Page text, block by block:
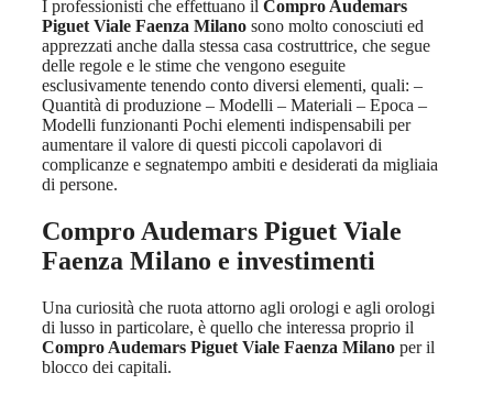
I professionisti che effettuano il Compro Audemars
Piguet Viale Faenza Milano sono molto conosciuti ed
apprezzati anche dalla stessa casa costruttrice, che segue
delle regole e le stime che vengono eseguite
esclusivamente tenendo conto diversi elementi, quali: –
Quantità di produzione – Modelli – Materiali – Epoca –
Modelli funzionanti Pochi elementi indispensabili per
aumentare il valore di questi piccoli capolavori di
complicanze e segnatempo ambiti e desiderati da migliaia
di persone.
Compro Audemars Piguet Viale
Faenza Milano e investimenti
Una curiosità che ruota attorno agli orologi e agli orologi
di lusso in particolare, è quello che interessa proprio il
Compro Audemars Piguet Viale Faenza Milano per il
blocco dei capitali.